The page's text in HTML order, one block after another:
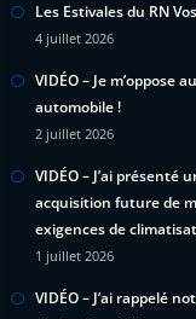
Les Estivales du RN
4 juillet 2026
VIDÉO – Je
automobile !
2 juillet 2026
VIDÉO – J’ai
acquisition future de
exigences de
1 juillet 2026
VIDÉO – J’ai rappelé